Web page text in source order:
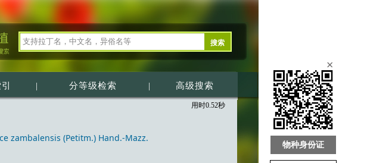
| 分等级检索 | 高级搜索
用时0.52秒
zambalensis (Petitm.) Hand.-Mazz.
×
物种身份证